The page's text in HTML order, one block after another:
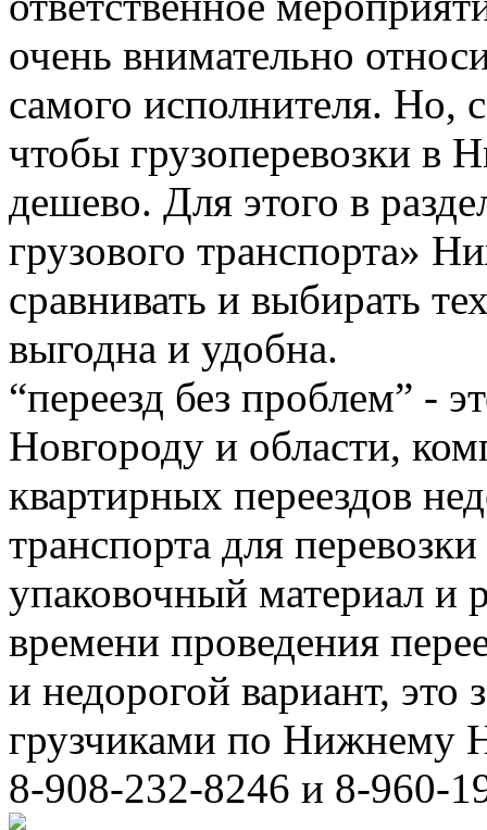
очень внимательно
самого исполнителя. Но,
чтобы грузоперевозки в
дешево. Для этого в
грузового транспорта»
сравнивать и выбирать
выгодна и удобна.
“переезд без проблем” -
Новгороду и области,
квартирных переездов
транспорта для
упаковочный материал и
времени проведения
и недорогой вариант, это
грузчиками по Нижнему
8-908-232-8246 и 8-960-